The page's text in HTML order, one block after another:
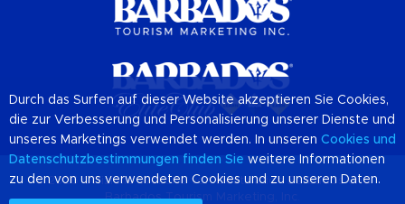
© 2026 Offizielle Website von Destination Barbadosund
Barbados Tourism Marketing, Inc.
Durch das Surfen auf dieser Website akzeptieren Sie Cookies,
die zur Verbesserung und Personalisierung unserer Dienste und
unseres Marketings verwendet werden. In unseren Cookies und
Datenschutzbestimmungen finden Sie weitere Informationen
zu den von uns verwendeten Cookies und zu unseren Daten.